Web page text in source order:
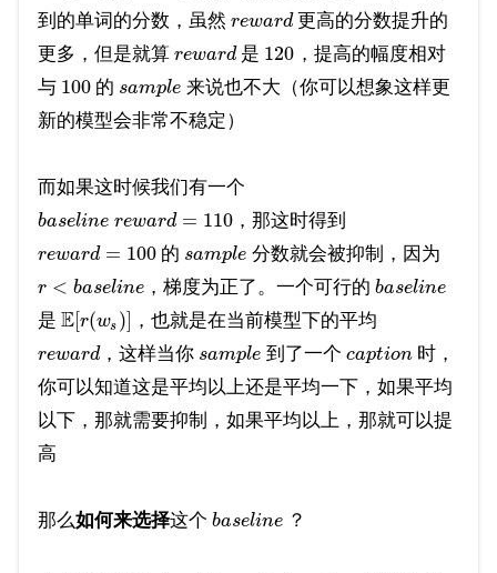
到的单词的分数，虽然 reward 更高的分数提升的
更多，但是就算 reward 是 120 ，提高的幅度相对
与 100的 sample 来说也不大（你可以想象这样更
新的模型会非常不稳定）
而如果这时候我们有一个
baseline reward = 110，那这时得到
reward = 100 的 sample 分数就会被抑制，因为
r < baseline，梯度为正了。一个可行的 baseline
是 E[ r(ws ) ，也就是在当前模型下的平均
reward ，这样当你 sample 到了一个 caption 时，
你可以知道这是平均以上还是平均一下，如果平均
以下，那就需要抑制，如果平均以上，那就可以提
高
那么如何来选择这个 baseline？